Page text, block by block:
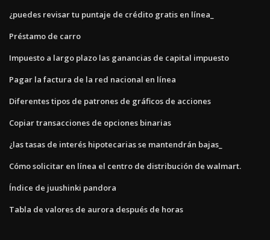
¿puedes revisar tu puntaje de crédito gratis en línea_
Préstamo de carro
Impuesto a largo plazo las ganancias de capital impuesto
Pagar la factura de la red nacional en línea
Diferentes tipos de patrones de gráficos de acciones
Copiar transacciones de opciones binarias
¿las tasas de interés hipotecarias se mantendrán bajas_
Cómo solicitar en línea el centro de distribución de walmart.
Índice de juushinki pandora
Tabla de valores de aurora después de horas